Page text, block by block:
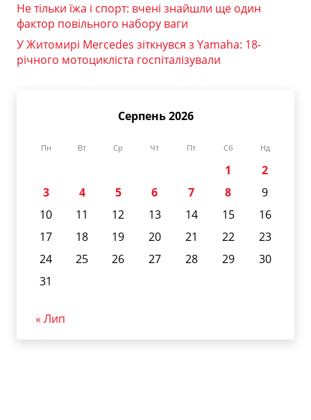
Не тільки їжа і спорт: вчені знайшли ще один
фактор повільного набору ваги
У Житомирі Mercedes зіткнувся з Yamaha: 18-
річного мотоцикліста госпіталізували
Серпень 2026
Пн Вт Ср Чт Пт Сб Нд
1
2
3
4 5 6 7 8
9
10
11 12 13 14 15
16
17
18 19 20 21 22
23
24
25 26 27 28 29
30
31
« Лип